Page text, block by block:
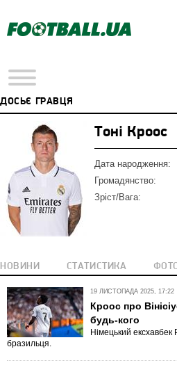
ДОСЬЄ ГРАВЦЯ
Тоні Кроос
Дата народження:
Громадянство:
Зріст/Вага:
НОВИНИ СТАТИСТИКА
19 ЛИСТОПАДА 2025, 17:22
Кроос про
будь-кого
Німецький
бразильця.